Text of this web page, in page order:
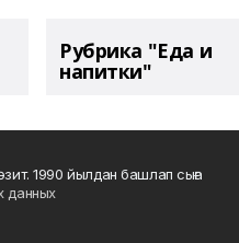
Рубрика "Еда и
напитки"
1990 йылдан башлап сыға
данных